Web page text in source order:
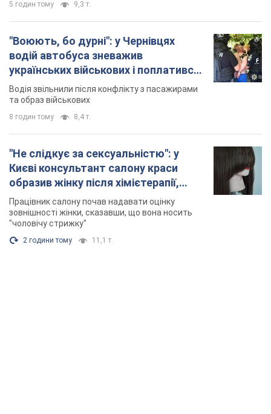
5 годин тому 9,3 т.
"Воюють, бо дурні": у Чернівцях
водій автобуса зневажив
українських військових і поплатився.
Відео
Водія звільнили після конфлікту з пасажирами
та образ військових
8 годин тому 8,4 т.
"Не слідкує за сексуальністю": у
Києві консультант салону краси
образив жінку після хімієтерапії,
розгорівся скандал. Фото
Працівник салону почав надавати оцінку
зовнішності жінки, сказавши, що вона носить
"чоловічу стрижку"
2 години тому 11,1 т.